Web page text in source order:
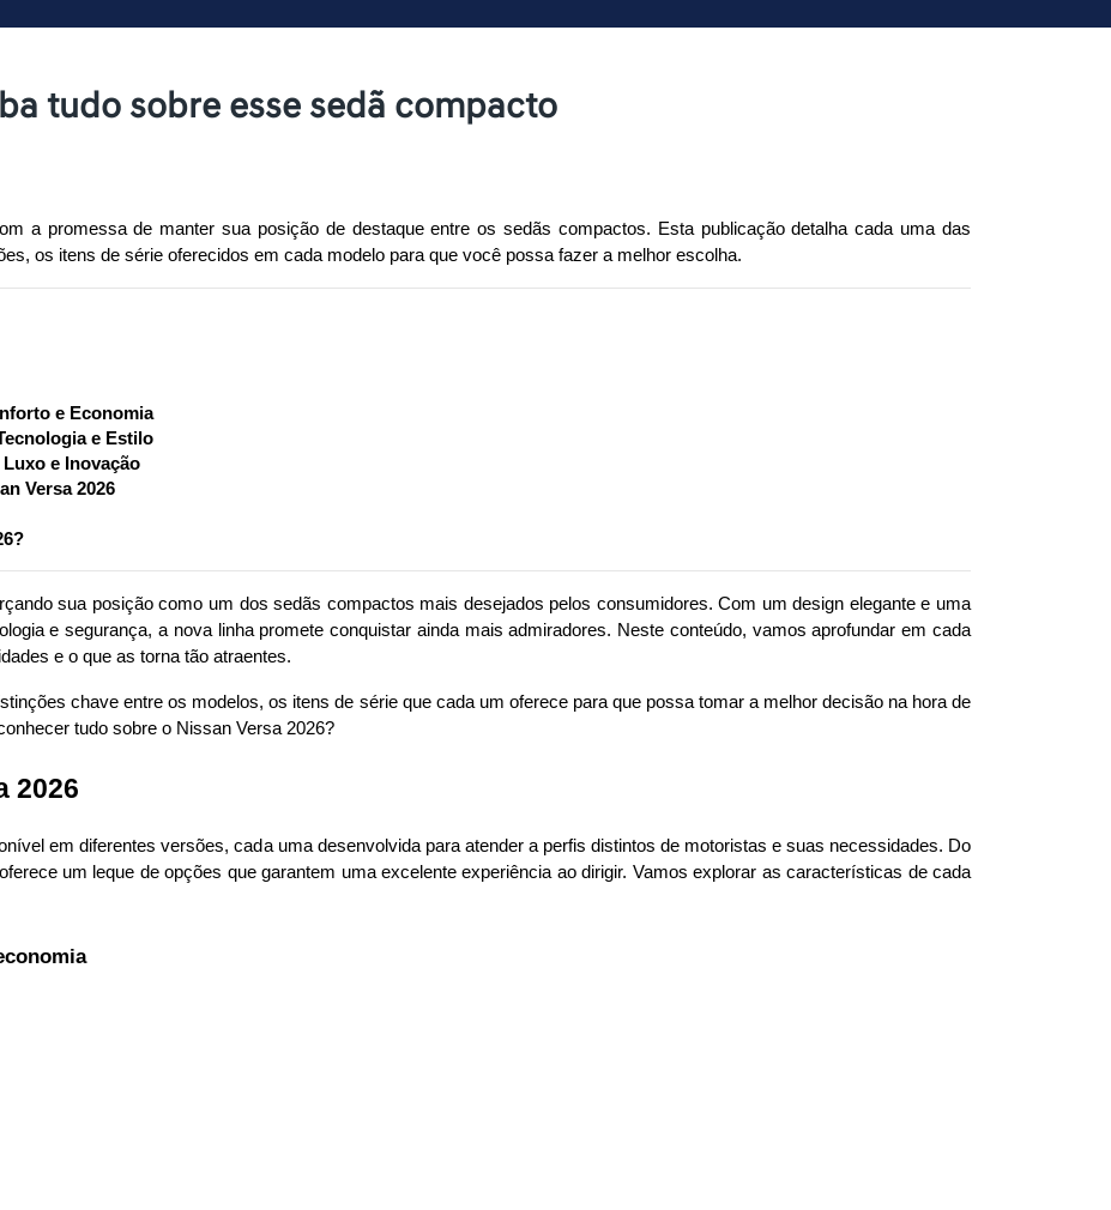
tudo sobre esse sedã compacto
a promessa de manter sua posição de destaque entre os sedãs compactos. Esta publicação detalha cada uma das
os itens de série oferecidos em cada modelo para que você possa fazer a melhor escolha.
e Economia
e Estilo
e Inovação
Versa 2026
sua posição como um dos sedãs compactos mais desejados pelos consumidores. Com um design elegante e uma
e segurança, a nova linha promete conquistar ainda mais admiradores. Neste conteúdo, vamos aprofundar em cada
e o que as torna tão atraentes.
chave entre os modelos, os itens de série que cada um oferece para que possa tomar a melhor decisão na hora de
tudo sobre o Nissan Versa 2026?
2026
em diferentes versões, cada uma desenvolvida para atender a perfis distintos de motoristas e suas necessidades. Do
um leque de opções que garantem uma excelente experiência ao dirigir. Vamos explorar as características de cada